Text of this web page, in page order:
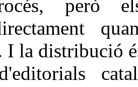
però
I la distribució